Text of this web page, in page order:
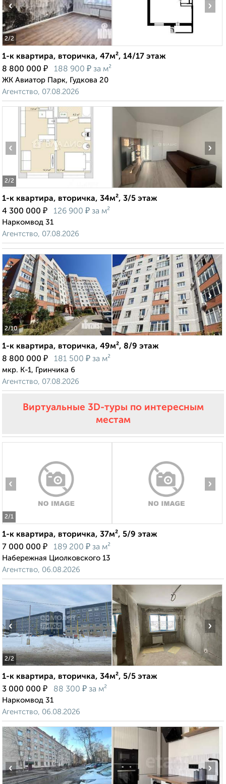
2/2
‹ ›
1-к квартира, вторичка, 47м², 14/17 этаж
8 800 000 ₽ 188 900 ₽ за м²
ЖК Авиатор Парк, Гудкова 20
Агентство, 07.08.2026
2/2
‹ ›
1-к квартира, вторичка, 34м², 3/5 этаж
4 300 000 ₽ 126 900 ₽ за м²
Наркомвод 31
Агентство, 07.08.2026
2/10
‹ ›
1-к квартира, вторичка, 49м², 8/9 этаж
8 800 000 ₽ 181 500 ₽ за м²
мкр. К-1, Гринчика 6
Агентство, 07.08.2026
Виртуальные 3D-туры по интересным
местам
2/1
‹ ›
1-к квартира, вторичка, 37м², 5/9 этаж
7 000 000 ₽ 189 200 ₽ за м²
Набережная Циолковского 13
Агентство, 06.08.2026
2/2
‹ ›
1-к квартира, вторичка, 34м², 5/5 этаж
3 000 000 ₽ 88 300 ₽ за м²
Наркомвод 31
Агентство, 06.08.2026
‹ ›